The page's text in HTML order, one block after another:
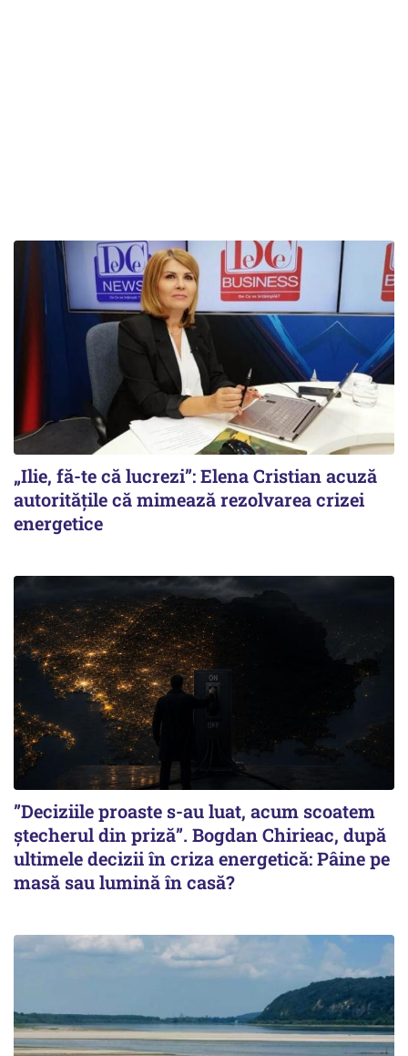
„Ilie, fă-te că lucrezi”: Elena Cristian acuză
autoritățile că mimează rezolvarea crizei
energetice
”Deciziile proaste s-au luat, acum scoatem
ștecherul din priză”. Bogdan Chirieac, după
ultimele decizii în criza energetică: Pâine pe
masă sau lumină în casă?